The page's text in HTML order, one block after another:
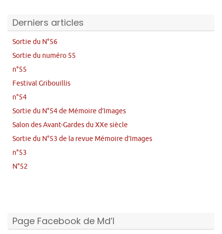
Derniers articles
Sortie du N°56
Sortie du numéro 55
n°55
Festival Gribouillis
n°54
Sortie du N°54 de Mémoire d’Images
Salon des Avant-Gardes du XXe siècle
Sortie du N°53 de la revue Mémoire d’Images
n°53
N°52
Page Facebook de Md’I